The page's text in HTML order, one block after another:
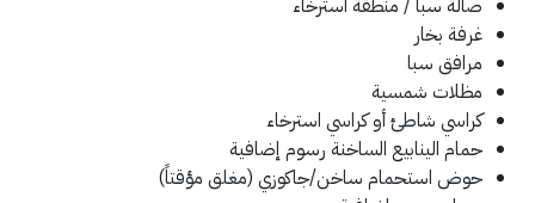
صالة سبا / منطقة استرخاء
غرفة بخار
مرافق سبا
مظلات شمسية
كراسي شاطئ أو كراسي استرخاء
حمام الينابيع الساخنة رسوم إضافية
حوض استحمام ساخن/جاكوزي (مغلق مؤقتاً)